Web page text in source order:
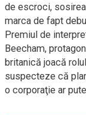
de escroci,
marca de fapt
Premiul de
Beecham,
britanică joacă
suspecteze că
o corporaţie ar